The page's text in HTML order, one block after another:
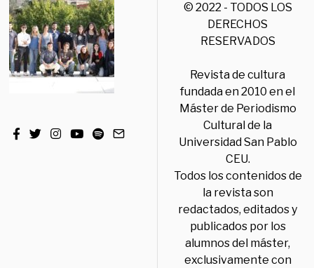
© 2022 - TODOS LOS
DERECHOS
RESERVADOS
Revista de cultura
fundada en 2010 en el
Máster de Periodismo
Cultural de la
Universidad San Pablo
CEU.
Todos los contenidos de
la revista son
redactados, editados y
publicados por los
alumnos del máster,
exclusivamente con